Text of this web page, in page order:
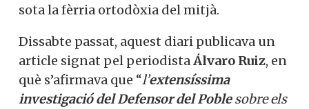
sota la fèrria ortodòxia del mitjà.
Dissabte passat, aquest diari publicava un
article signat pel periodistaÁlvaro Ruiz, en
què s’afirmava que “l’extensíssima
investigació del Defensor del Poblesobre els